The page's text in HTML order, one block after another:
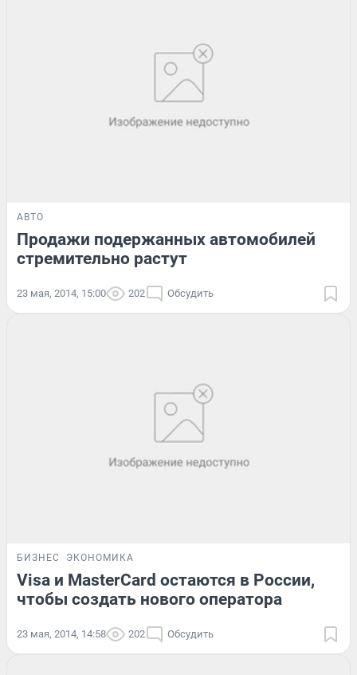
АВТО
Продажи подержанных автомобилей
стремительно растут
23 мая, 2014, 15:00 202 Обсудить
БИЗНЕС ЭКОНОМИКА
Visa и MasterCard остаются в России,
чтобы создать нового оператора
23 мая, 2014, 14:58 202 Обсудить